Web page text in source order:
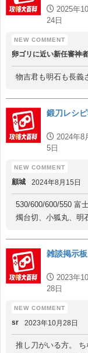
2025年
24日
卵ゴリに近い新任審神者
物吉君も明石も長義
鍛刀レシ
2024年8
5日
顧城 2024年8月15日
530/600/600/550 富
燭台切、小狐丸、明
雑談掲示板
2023年
28日
sr 2023年10月28日
推し刀がいる方。